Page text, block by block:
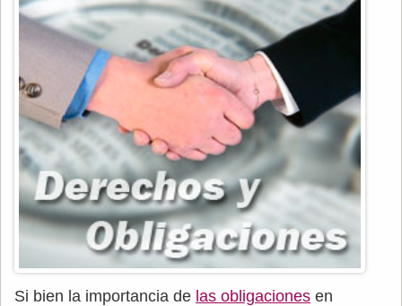
Si bien la importancia de las obligaciones en